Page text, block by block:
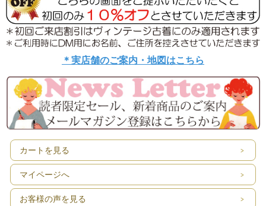
＊実店舗のご案内・地図はこちら
カートを見る
マイページへ
お客様の声を見る